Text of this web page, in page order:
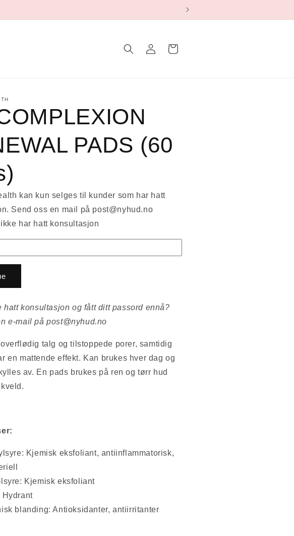
inn
Handlekurv
PADS (60
kan kun selges til kunder som har hatt
Send oss en mail på post@nyhud.no
har hatt konsultasjon
hatt konsultasjon og fått ditt passord ennå?
e-mail på post@nyhud.no
talg og tilstoppede porer, samtidig
en mattende effekt. Kan brukes hver dag og
av. En pads brukes på ren og tørr hud
Kjemisk eksfoliant, antiinflammatorisk,
Kjemisk eksfoliant
Hydrant
blanding: Antioksidanter, antiirritanter